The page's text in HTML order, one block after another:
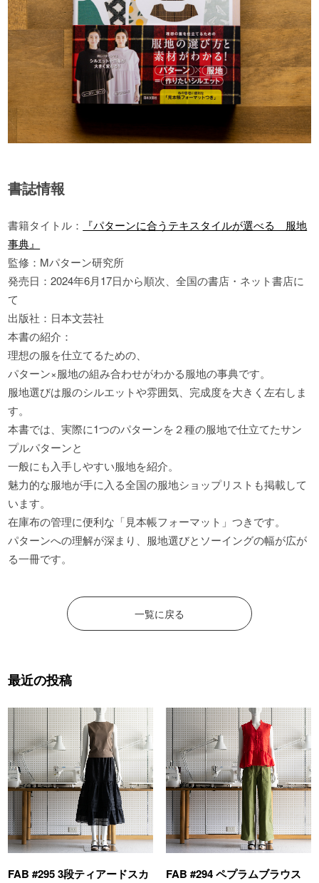
書誌情報
書籍タイトル：
『パターンに合うテキスタイルが選べる 服地
事典』
監修：Mパターン研究所
発売日：2024年6月17日から順次、全国の書店・ネット書店に
て
出版社：日本文芸社
本書の紹介：
理想の服を仕立てるための、
パターン×服地の組み合わせがわかる服地の事典です。
服地選びは服のシルエットや雰囲気、完成度を大きく左右しま
す。
本書では、実際に1つのパターンを２種の服地で仕立てたサン
プルパターンと
一般にも入手しやすい服地を紹介。
魅力的な服地が手に入る全国の服地ショップリストも掲載して
います。
在庫布の管理に便利な「見本帳フォーマット」つきです。
パターンへの理解が深まり、服地選びとソーイングの幅が広が
る一冊です。
一覧に戻る
最近の投稿
FAB #295 3段ティアードスカ
FAB #294 ペプラムブラウス